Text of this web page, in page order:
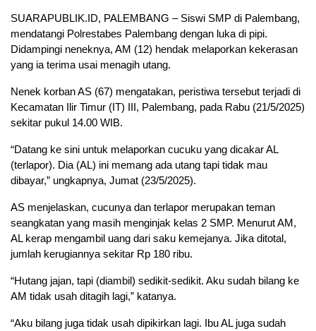
SUARAPUBLIK.ID, PALEMBANG – Siswi SMP di Palembang,
mendatangi Polrestabes Palembang dengan luka di pipi.
Didampingi neneknya, AM (12) hendak melaporkan kekerasan
yang ia terima usai menagih utang.
Nenek korban AS (67) mengatakan, peristiwa tersebut terjadi di
Kecamatan Ilir Timur (IT) III, Palembang, pada Rabu (21/5/2025)
sekitar pukul 14.00 WIB.
“Datang ke sini untuk melaporkan cucuku yang dicakar AL
(terlapor). Dia (AL) ini memang ada utang tapi tidak mau
dibayar,” ungkapnya, Jumat (23/5/2025).
AS menjelaskan, cucunya dan terlapor merupakan teman
seangkatan yang masih menginjak kelas 2 SMP. Menurut AM,
AL kerap mengambil uang dari saku kemejanya. Jika ditotal,
jumlah kerugiannya sekitar Rp 180 ribu.
“Hutang jajan, tapi (diambil) sedikit-sedikit. Aku sudah bilang ke
AM tidak usah ditagih lagi,” katanya.
“Aku bilang juga tidak usah dipikirkan lagi. Ibu AL juga sudah